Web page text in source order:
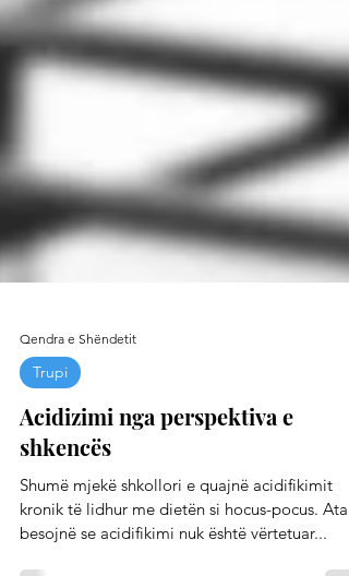
Qendra e Shëndetit
Trupi
Acidizimi nga perspektiva e
shkencës